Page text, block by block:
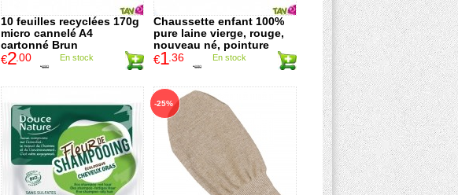
10 feuilles recyclées 170g
micro cannelé A4
cartonné Brun
€6.80
€2.00 En stock
Chaussette enfant 100%
pure laine vierge, rouge,
nouveau né, pointure
15/16
€6.80
€1 .36 En stock
-25%